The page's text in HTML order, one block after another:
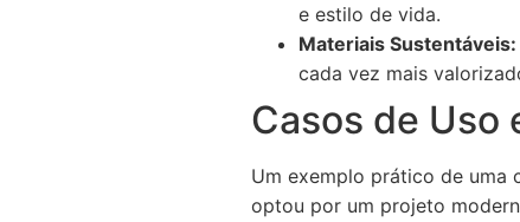
e estilo de vida.
Materiais Sustentáveis:
cada vez mais
Casos de Uso
Um exemplo prático de uma
optou por um projeto